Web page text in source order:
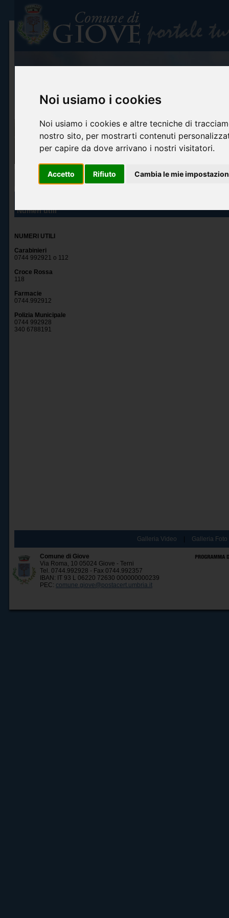
Noi usiamo i cookies
Noi usiamo i cookies e altre tecniche di
nostro sito, per mostrarti contenuti
per capire da dove arrivano i nostri visitatori.
Accetto Rifiuto Cambia le mie
Info turistiche Arte e cultura Itinerari turistici Accoglienza ed
Numeri utili
NUMERI UTILI
Carabinieri
0744 992921 o 112
Croce Rossa
118
Farmacie
0744.992912
Polizia Municipale
0744 992928
340 6788191
Galleria Video Galleria Foto
Comune di Giove
Via Roma, 10 05024 Giove - Terni
Tel. 0744.992928 - Fax 0744.992357
IBAN: IT 93 L 06220 72630 000000000239
PEC: comune.giove@postacert.umbria.it